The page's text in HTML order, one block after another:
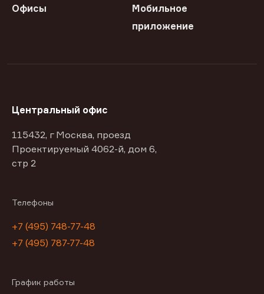
Офисы
Мобильное
приложение
Центральный офис
115432, г Москва, проезд
Проектируемый 4062-й, дом 6,
стр 2
Телефоны
+7 (495) 748-77-48
+7 (495) 787-77-48
График работы